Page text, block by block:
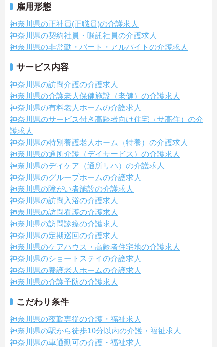
雇用形態
神奈川県の正社員(正職員)の介護求人
神奈川県の契約社員・嘱託社員の介護求人
神奈川県の非常勤・パート・アルバイトの介護求人
サービス内容
神奈川県の訪問介護の介護求人
神奈川県の介護老人保健施設（老健）の介護求人
神奈川県の有料老人ホームの介護求人
神奈川県のサービス付き高齢者向け住宅（サ高住）の介
護求人
神奈川県の特別養護老人ホーム（特養）の介護求人
神奈川県の通所介護（デイサービス）の介護求人
神奈川県のデイケア（通所リハ）の介護求人
神奈川県のグループホームの介護求人
神奈川県の障がい者施設の介護求人
神奈川県の訪問入浴の介護求人
神奈川県の訪問看護の介護求人
神奈川県の訪問診療の介護求人
神奈川県の定期巡回の介護求人
神奈川県のケアハウス・高齢者住宅地の介護求人
神奈川県のショートステイの介護求人
神奈川県の養護老人ホームの介護求人
神奈川県の介護予防の介護求人
こだわり条件
神奈川県の夜勤専従の介護・福祉求人
神奈川県の駅から徒歩10分以内の介護・福祉求人
神奈川県の車通勤可の介護・福祉求人